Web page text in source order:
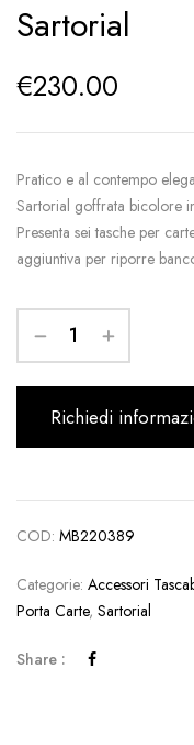
Sartorial
€230.00
Pratico e al contempo
Sartorial goffrata bicolore
Presenta sei tasche per
aggiuntiva per riporre
Richiedi
COD: MB220389
Categorie: Accessori
Porta Carte, Sartorial
Share :